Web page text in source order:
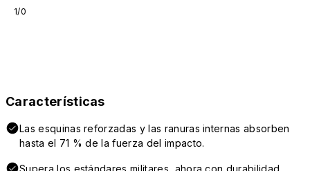
1/0
Características
Las esquinas reforzadas y las ranuras internas absorben
hasta el 71 % de la fuerza del impacto.
Supera los estándares militares, ahora con durabilidad